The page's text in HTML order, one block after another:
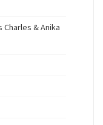
Charles & Anika